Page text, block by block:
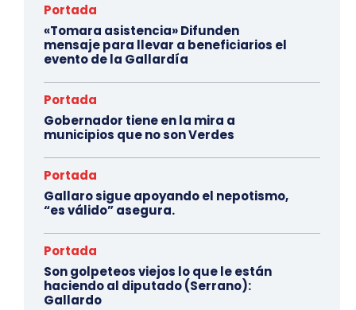
Portada
«Tomara asistencia» Difunden
mensaje para llevar a beneficiarios el
evento de la Gallardía
Portada
Gobernador tiene en la mira a
municipios que no son Verdes
Portada
Gallaro sigue apoyando el nepotismo,
“es válido” asegura.
Portada
Son golpeteos viejos lo que le están
haciendo al diputado (Serrano):
Gallardo